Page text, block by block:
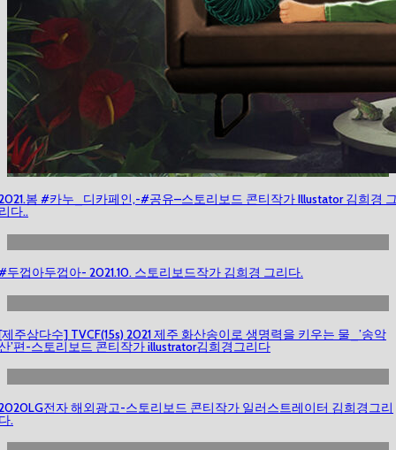
봄 #카누_디카페인,-#공유–스토리보드 콘티작가 Illustator 김희경
다..
두껍아두껍아- 2021.10. 스토리보드작가 김희경 그리다.
주삼다수] TVCF(15s) 2021 제주 화산송이로 생명력을 키우는 물_’송악
’편-스토리보드 콘티작가 illustrator김희경그리다
전자 해외광고-스토리보드 콘티작가 일러스트레이터 김희경그리
.